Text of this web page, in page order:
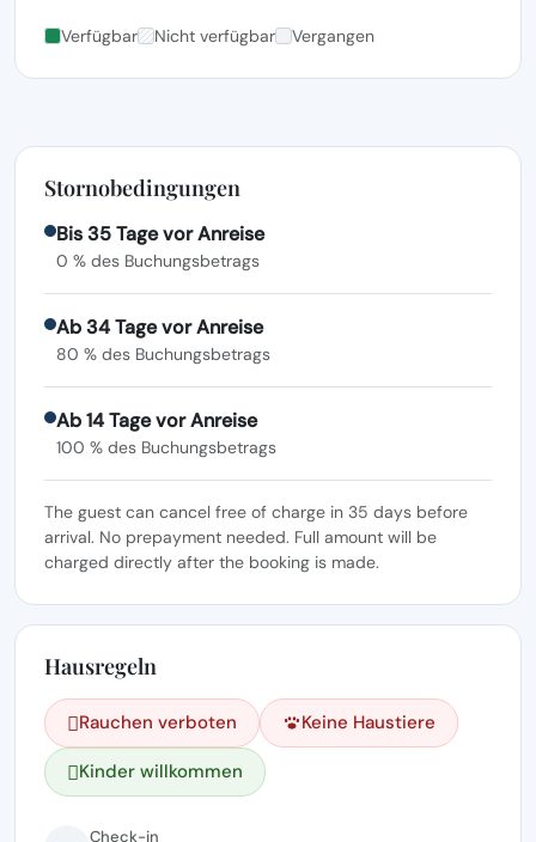
Verfügbar Nicht verfügbar Vergangen
Stornobedingungen
Bis 35 Tage vor Anreise
0 % des Buchungsbetrags
Ab 34 Tage vor Anreise
80 % des Buchungsbetrags
Ab 14 Tage vor Anreise
100 % des Buchungsbetrags
The guest can cancel free of charge in 35 days before
arrival. No prepayment needed. Full amount will be
charged directly after the booking is made.
Hausregeln
Rauchen verboten Keine Haustiere
Kinder willkommen
Check-in